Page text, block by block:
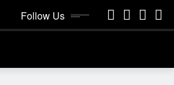
Follow Us